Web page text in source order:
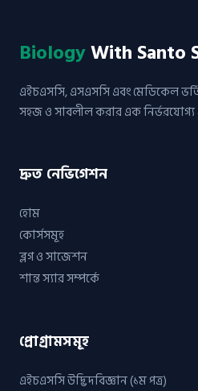
BiologyWith Santo
এইচএসসি, এসএসসি এবং মেডিকেল
সহজ ও সাবলীল করার এক নির্ভরযোগ্য
দ্রুত নেভিগেশন
হোম
কোর্সসমূহ
ব্লগ ও সাজেশন
শান্ত স্যার সম্পর্কে
প্রোগ্রামসমূহ
এইচএসসি উদ্ভিদবিজ্ঞান (১ম পত্র)